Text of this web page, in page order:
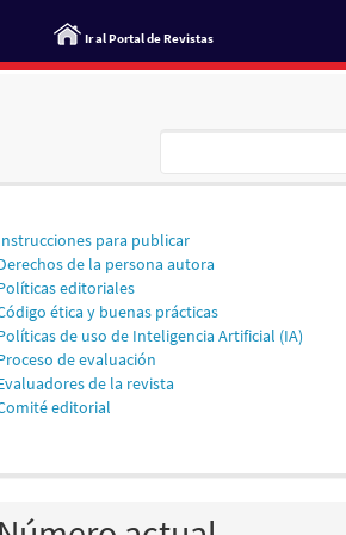
Ir al Portal de Revistas
para publicar
de la persona autora
editoriales
ética y buenas prácticas
de uso de Inteligencia Artificial (IA)
de evaluación
de la revista
editorial